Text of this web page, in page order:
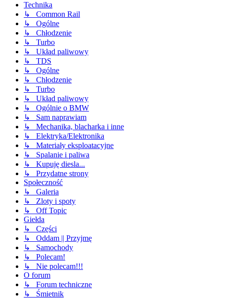
Technika
↳ Common Rail
↳ Ogólne
↳ Chłodzenie
↳ Turbo
↳ Układ paliwowy
↳ TDS
↳ Ogólne
↳ Chłodzenie
↳ Turbo
↳ Układ paliwowy
↳ Ogólnie o BMW
↳ Sam naprawiam
↳ Mechanika, blacharka i inne
↳ Elektryka/Elektronika
↳ Materiały eksploatacyjne
↳ Spalanie i paliwa
↳ Kupuję diesla...
↳ Przydatne strony
Społeczność
↳ Galeria
↳ Zloty i spoty
↳ Off Topic
Giełda
↳ Części
↳ Oddam || Przyjmę
↳ Samochody
↳ Polecam!
↳ Nie polecam!!!
O forum
↳ Forum techniczne
↳ Śmietnik